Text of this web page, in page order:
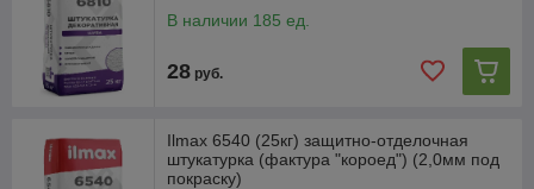
В наличии 185 ед.
28 руб.
Ilmax 6540 (25кг) защитно-отделочная
штукатурка (фактура "короед") (2,0мм под
покраску)